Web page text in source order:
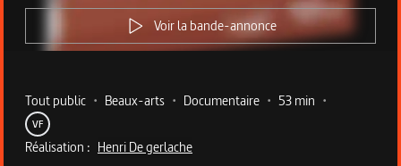
Voir la bande-annonce
Metadata du programme
Tout public • Beaux-arts • Documentaire • 53 min •
VF
Réalisation : Henri De gerlache